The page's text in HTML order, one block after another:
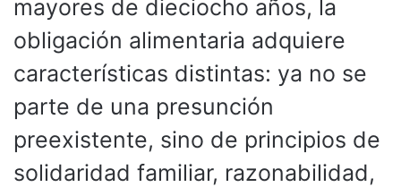
mayores de dieciocho años, la
obligación alimentaria adquiere
características distintas: ya no se
parte de una presunción
preexistente, sino de principios de
solidaridad familiar, razonabilidad,